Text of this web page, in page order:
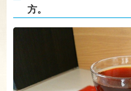
方。